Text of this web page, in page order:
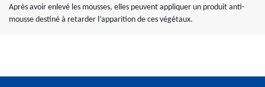
Après avoir enlevé les mousses, elles peuvent appliquer un produit anti-
mousse destiné à retarder l’apparition de ces végétaux.